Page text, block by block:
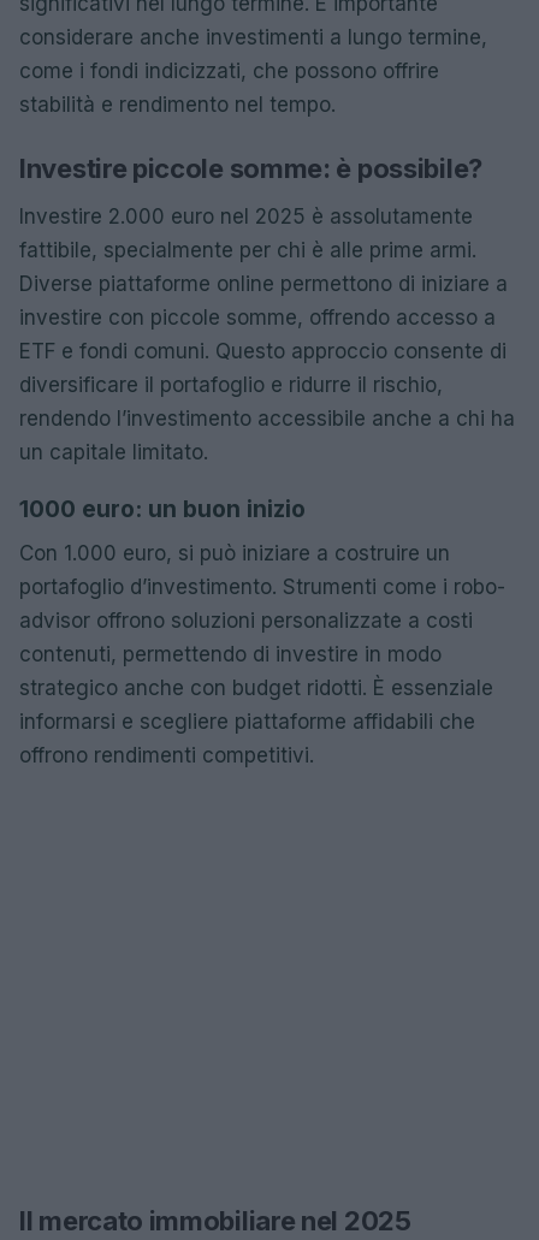
considerare anche investimenti a lungo termine,
come i fondi indicizzati, che possono offrire
stabilità e rendimento nel tempo.
Investire piccole somme: è possibile?
Investire 2.000 euro nel 2025 è assolutamente
fattibile, specialmente per chi è alle prime armi.
Diverse piattaforme online permettono di iniziare a
investire con piccole somme, offrendo accesso a
ETF e fondi comuni. Questo approccio consente di
diversificare il portafoglio e ridurre il rischio,
rendendo l’investimento accessibile anche a chi ha
un capitale limitato.
1000 euro: un buon inizio
Con 1.000 euro, si può iniziare a costruire un
portafoglio d’investimento. Strumenti come i robo-
advisor offrono soluzioni personalizzate a costi
contenuti, permettendo di investire in modo
strategico anche con budget ridotti. È essenziale
informarsi e scegliere piattaforme affidabili che
offrono rendimenti competitivi.
Il mercato immobiliare nel 2025